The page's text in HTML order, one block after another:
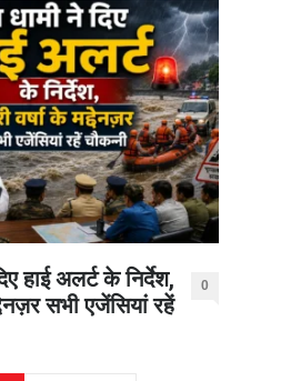
हाई अलर्ट के निर्देश,
सभी एजेंसियां रहें
0